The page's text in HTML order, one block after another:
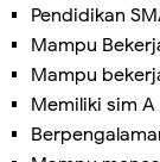
Pendidikan
Mampu
Mampu
Memiliki sim A